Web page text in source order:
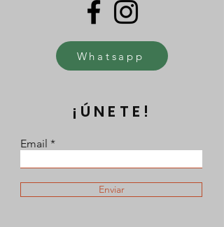
Whatsapp
¡ÚNETE!
Email
Enviar